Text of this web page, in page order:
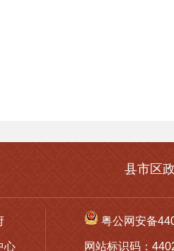
县市区
心
粤公网安备
网站标识码：